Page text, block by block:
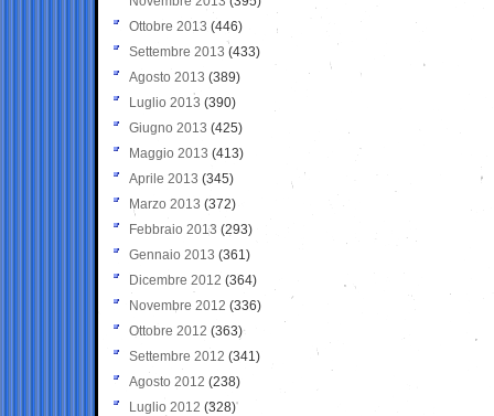
Ottobre 2013 (446)
Settembre 2013 (433)
Agosto 2013 (389)
Luglio 2013 (390)
Giugno 2013 (425)
Maggio 2013 (413)
Aprile 2013 (345)
Marzo 2013 (372)
Febbraio 2013 (293)
Gennaio 2013 (361)
Dicembre 2012 (364)
Novembre 2012 (336)
Ottobre 2012 (363)
Settembre 2012 (341)
Agosto 2012 (238)
Luglio 2012 (328)